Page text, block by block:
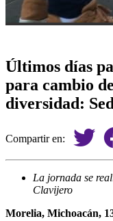
Últimos días
para cambio
diversidad:
Compartir en:
La jornada se
Clavijero
Morelia, Michoacán,